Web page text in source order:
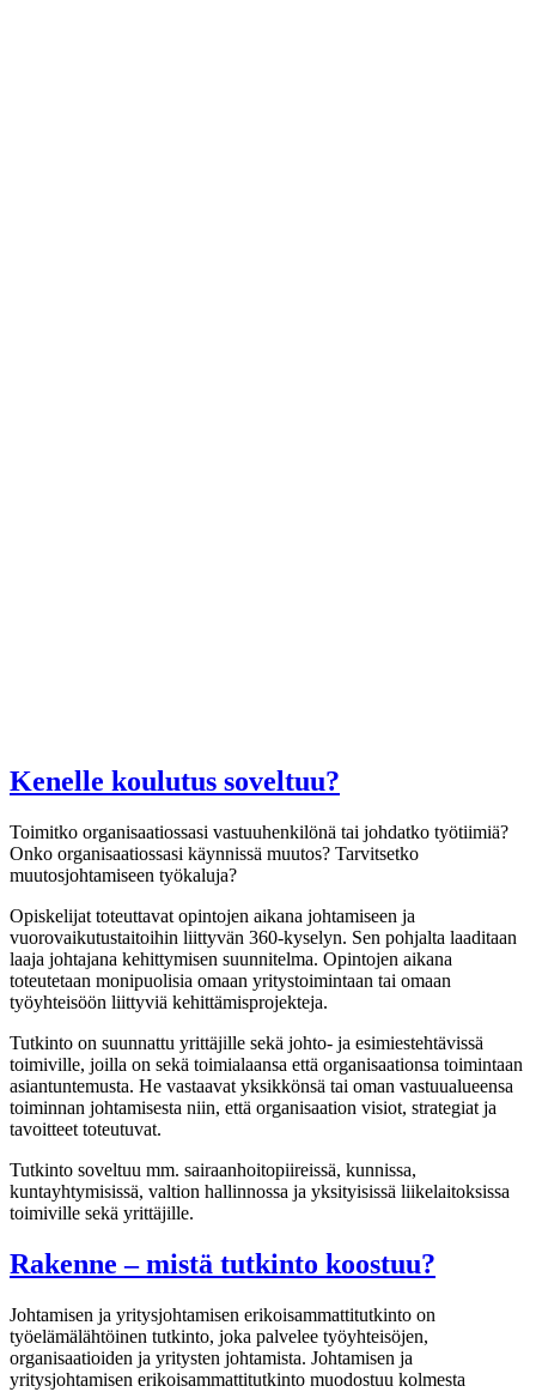
Kenelle koulutus soveltuu?
Toimitko organisaatiossasi vastuuhenkilönä tai johdatko työtiimiä?
Onko organisaatiossasi käynnissä muutos? Tarvitsetko
muutosjohtamiseen työkaluja?
Opiskelijat toteuttavat opintojen aikana johtamiseen ja
vuorovaikutustaitoihin liittyvän 360-kyselyn. Sen pohjalta laaditaan
laaja johtajana kehittymisen suunnitelma. Opintojen aikana
toteutetaan monipuolisia omaan yritystoimintaan tai omaan
työyhteisöön liittyviä kehittämisprojekteja.
Tutkinto on suunnattu yrittäjille sekä johto- ja esimiestehtävissä
toimiville, joilla on sekä toimialaansa että organisaationsa toimintaan
asiantuntemusta. He vastaavat yksikkönsä tai oman vastuualueensa
toiminnan johtamisesta niin, että organisaation visiot, strategiat ja
tavoitteet toteutuvat.
Tutkinto soveltuu mm. sairaanhoitopiireissä, kunnissa,
kuntayhtymisissä, valtion hallinnossa ja yksityisissä liikelaitoksissa
toimiville sekä yrittäjille.
Rakenne – mistä tutkinto koostuu?
Johtamisen ja yritysjohtamisen erikoisammattitutkinto on
työelämälähtöinen tutkinto, joka palvelee työyhteisöjen,
organisaatioiden ja yritysten johtamista. Johtamisen ja
yritysjohtamisen erikoisammattitutkinto muodostuu kolmesta